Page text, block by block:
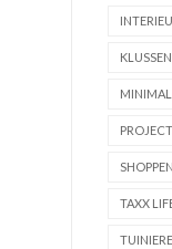
KLUSSEN
SHOPPEN
TAXX